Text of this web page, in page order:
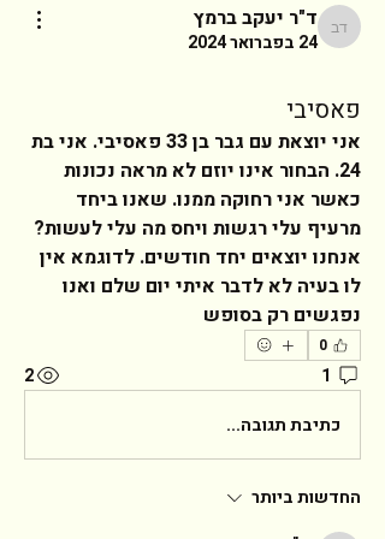
ד"ר יעקב ברמץ
ד"ר יעקב ברמץ
24 בפברואר 2024
פאסיבי
מרעיף עלי רגשות ויחס מה עלי לעשות?
נפגשים רק בסופש
0
1
2
כתיבת תגובה...
החדשות ביותר